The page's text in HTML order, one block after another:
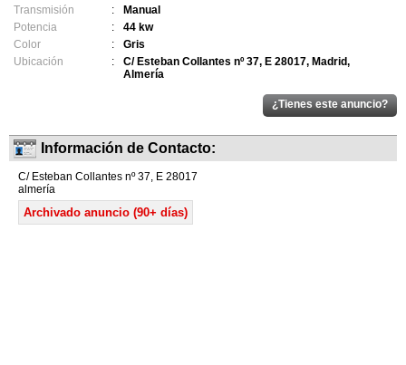
Transmisión :
Manual
Potencia
:
44 kw
Color
:
Gris
Ubicación
:
C/ Esteban Collantes nº 37, E 28017, Madrid,
Almería
Información de Contacto:
C/ Esteban Collantes nº 37, E 28017
almería
Archivado anuncio (90+ días)